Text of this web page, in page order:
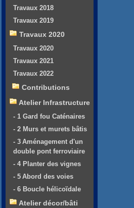
Travaux 2018
Travaux 2019
Travaux 2020
Travaux 2020
Travaux 2021
Travaux 2022
Contributions
Atelier Infrastructure
- 1 Gard fou Caténaires
- 2 Murs et murets bâtis
- 3 Aménagement d'un
double pont ferroviaire
- 4 Planter des vignes
- 5 Abord des voies
- 6 Boucle hélicoïdale
Atelier décor/bâti